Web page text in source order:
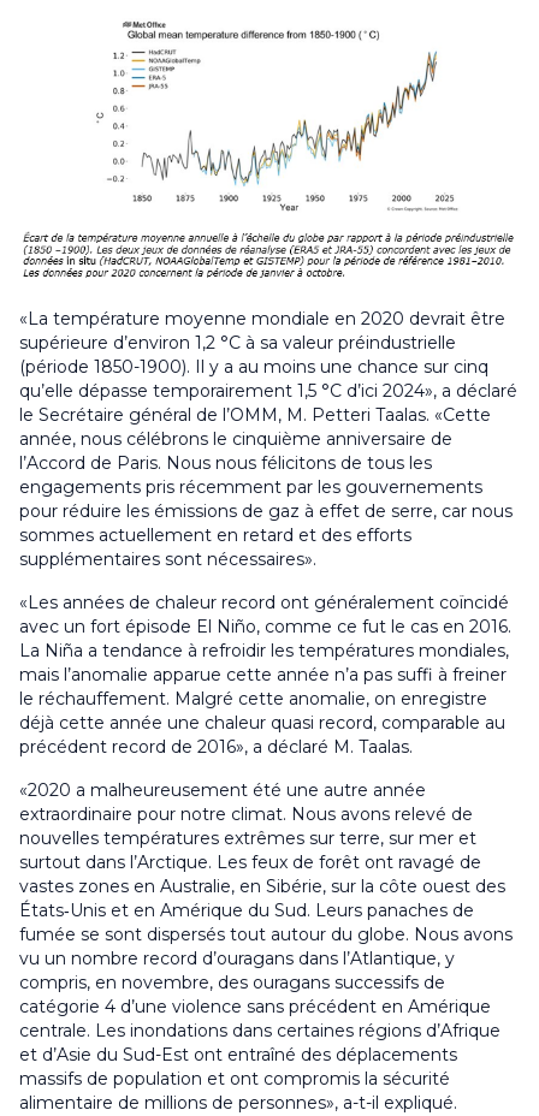
«La température moyenne mondiale en 2020 devrait être
supérieure d’environ 1,2 °C à sa valeur préindustrielle
(période 1850-1900). Il y a au moins une chance sur cinq
qu’elle dépasse temporairement 1,5 °C d’ici 2024», a déclaré
le Secrétaire général de l’OMM, M. Petteri Taalas. «Cette
année, nous célébrons le cinquième anniversaire de
l’Accord de Paris. Nous nous félicitons de tous les
engagements pris récemment par les gouvernements
pour réduire les émissions de gaz à effet de serre, car nous
sommes actuellement en retard et des efforts
supplémentaires sont nécessaires».
«Les années de chaleur record ont généralement coïncidé
avec un fort épisode El Niño, comme ce fut le cas en 2016.
La Niña a tendance à refroidir les températures mondiales,
mais l’anomalie apparue cette année n’a pas suffi à freiner
le réchauffement. Malgré cette anomalie, on enregistre
déjà cette année une chaleur quasi record, comparable au
précédent record de 2016», a déclaré M. Taalas.
«2020 a malheureusement été une autre année
extraordinaire pour notre climat. Nous avons relevé de
nouvelles températures extrêmes sur terre, sur mer et
surtout dans l’Arctique. Les feux de forêt ont ravagé de
vastes zones en Australie, en Sibérie, sur la côte ouest des
États‑Unis et en Amérique du Sud. Leurs panaches de
fumée se sont dispersés tout autour du globe. Nous avons
vu un nombre record d’ouragans dans l’Atlantique, y
compris, en novembre, des ouragans successifs de
catégorie 4 d’une violence sans précédent en Amérique
centrale. Les inondations dans certaines régions d’Afrique
et d’Asie du Sud-Est ont entraîné des déplacements
massifs de population et ont compromis la sécurité
alimentaire de millions de personnes», a-t-il expliqué.